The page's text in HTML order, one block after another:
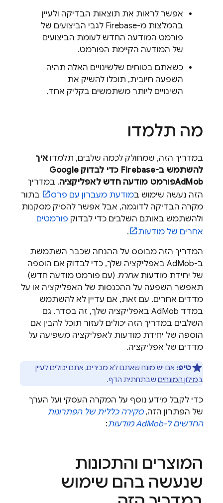
אפשר לראות את תוצאות הבדיקה ולעיין
בהמלצות מ-Firebase לגבי הביצועים של
פורמט המודעה החדש לעומת הביצועים
של המודעה הקיימת הפורמט.
כשאתם בטוחים שלשינויים האלה תהיה
השפעה חיובית, תוכלו להשיק את
השינויים ליותר משתמשים בקליק אחד.
מה תלמדו
במדריך הזה, שמחולק לכמה שלבים, תלמדו איך
להשתמש ב-Firebase כדי לבדוק
Google
AdMobפורמט מודעה חדש לאפליקציה. במדריך
הזה נעשה שימוש במודעת מעברון עם פרס
בתור
מקרה הבדיקה לדוגמה, אבל אפשר להסיק מסקנות
ולהשתמש באותם השלבים כדי לבדוק פורמטים
אחרים של מודעות
.
המדריך הזה מבוסס על ההנחה שכבר השתמשת
ב-AdMob באפליקציה שלך, כדי לבדוק אם הוספה
של יחידת מודעותאחרת (עם פורמט מודעה חדש)
תאפשר השפעה על ההכנסות של האפליקציה או על
מדדים אחרים. עם זאת, אם עדיין לא להשתמש
במדד AdMob באפליקציה שלך, זה בסדר. גם
השלבים במדריך הזה יכולים לעזור תוכל להבין אם
הוספה של יחידת מודעות לאפליקציה משפיעה על
מדדים של אפליקציה.
טיפ: אם יש מונח שאתם לא מכירים, אתם יכולים לעיין
במילון המונחים שבתחתית הדף.
כדי לקבל מידע נוסף על המקרה העסקי ועל הערך
של הפתרון הזה,סקירה כללית של הפתרונות
החדשים ל-AdMobמודעות:
המוצרים והתכונות
שנעשה בהם שימוש